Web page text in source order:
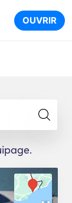
OUVRIR